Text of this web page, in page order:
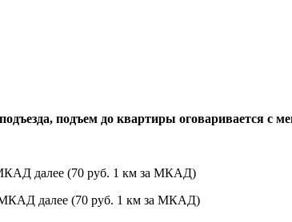
подъем до квартиры оговаривается
МКАД далее (70 руб. 1 км за МКАД)
МКАД далее (70 руб. 1 км за МКАД)